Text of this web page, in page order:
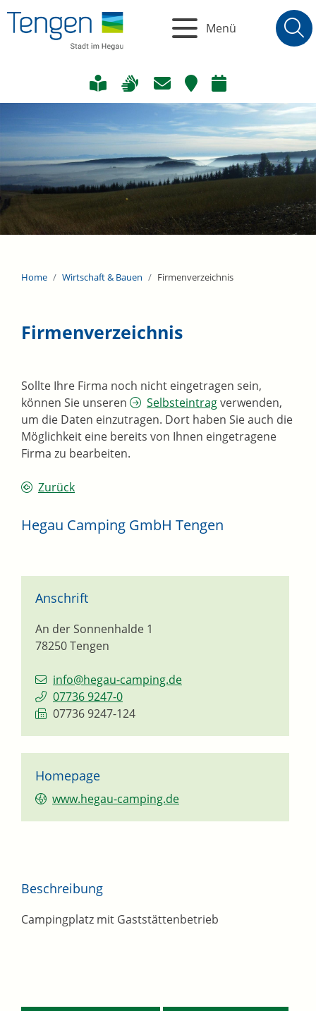
Menü
Home Wirtschaft & Bauen Firmenverzeichnis
Firmenverzeichnis
Sollte Ihre Firma noch nicht eingetragen sein,
können Sie unseren
Selbsteintragverwenden,
um die Daten einzutragen. Dort haben Sie auch die
Möglichkeit eine bereits von Ihnen eingetragene
Firma zu bearbeiten.
Zurück
Hegau Camping GmbH Tengen
Anschrift
An der Sonnenhalde 1
78250Tengen
info@hegau-camping.de
07736 9247-0
07736 9247-124
Homepage
www.hegau-camping.de
Beschreibung
Campingplatz mit Gaststättenbetrieb